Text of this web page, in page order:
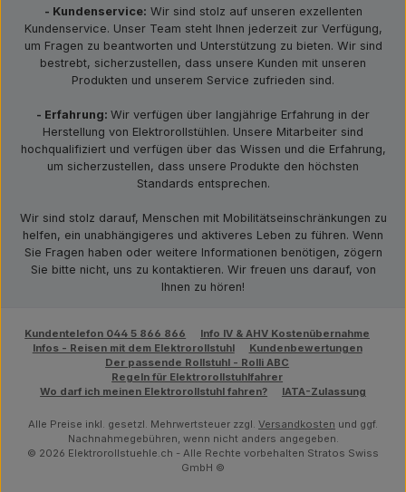
- Kundenservice: Wir sind stolz auf unseren exzellenten
Kundenservice. Unser Team steht Ihnen jederzeit zur Verfügung,
um Fragen zu beantworten und Unterstützung zu bieten. Wir sind
bestrebt, sicherzustellen, dass unsere Kunden mit unseren
Produkten und unserem Service zufrieden sind.
- Erfahrung: Wir verfügen über langjährige Erfahrung in der
Herstellung von Elektrorollstühlen. Unsere Mitarbeiter sind
hochqualifiziert und verfügen über das Wissen und die Erfahrung,
um sicherzustellen, dass unsere Produkte den höchsten
Standards entsprechen.
Wir sind stolz darauf, Menschen mit Mobilitätseinschränkungen zu
helfen, ein unabhängigeres und aktiveres Leben zu führen. Wenn
Sie Fragen haben oder weitere Informationen benötigen, zögern
Sie bitte nicht, uns zu kontaktieren. Wir freuen uns darauf, von
Ihnen zu hören!
Kundentelefon 044 5 866 866
Info IV & AHV Kostenübernahme
Infos - Reisen mit dem Elektrorollstuhl
Kundenbewertungen
Der passende Rollstuhl - Rolli ABC
Regeln für Elektrorollstuhlfahrer
Wo darf ich meinen Elektrorollstuhl fahren?
IATA-Zulassung
Alle Preise inkl. gesetzl. Mehrwertsteuer zzgl. Versandkosten und ggf.
Nachnahmegebühren, wenn nicht anders angegeben.
© 2026 Elektrorollstuehle.ch - Alle Rechte vorbehalten Stratos Swiss
GmbH ©